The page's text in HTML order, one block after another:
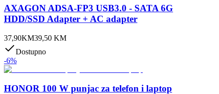
AXAGON ADSA-FP3 USB3.0 - SATA 6G
HDD/SSD Adapter + AC adapter
37,90KM39,50 KM
Dostupno
-6%
HONOR 100 W punjac za telefon i laptop